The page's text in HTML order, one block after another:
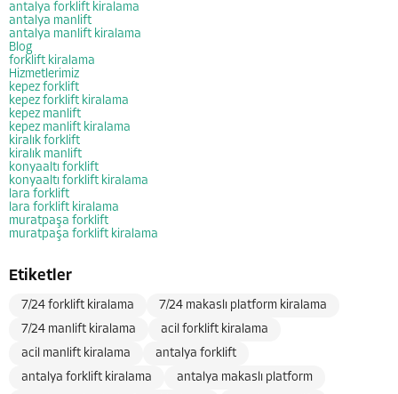
antalya forklift kiralama
antalya manlift
antalya manlift kiralama
Blog
forklift kiralama
Hizmetlerimiz
kepez forklift
kepez forklift kiralama
kepez manlift
kepez manlift kiralama
kiralık forklift
kiralık manlift
konyaaltı forklift
konyaaltı forklift kiralama
lara forklift
lara forklift kiralama
muratpaşa forklift
muratpaşa forklift kiralama
Etiketler
7/24 forklift kiralama
7/24 makaslı platform kiralama
7/24 manlift kiralama
acil forklift kiralama
acil manlift kiralama
antalya forklift
antalya forklift kiralama
antalya makaslı platform